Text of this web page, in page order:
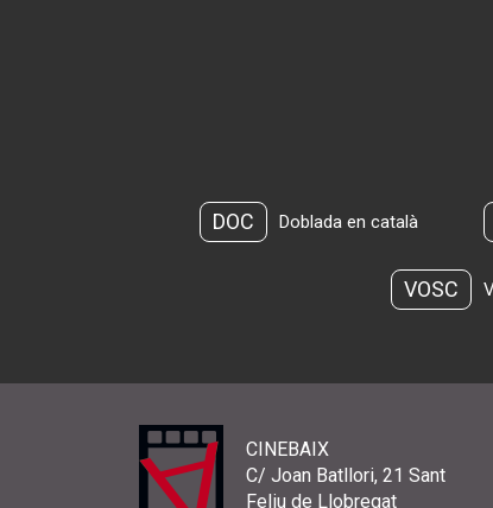
DOC Doblada en català
VOSC
CINEBAIX
C/ Joan Batllori, 21 Sant
Feliu de Llobregat